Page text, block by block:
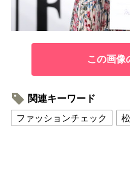
この画像
関連キーワード
ファッションチェック